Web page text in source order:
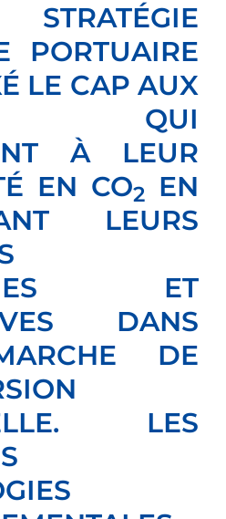
PORTUAIRE
LE CAP AUX
QUI
À LEUR
EN CO2
EN
LEURS
ET
DANS
DE
LES